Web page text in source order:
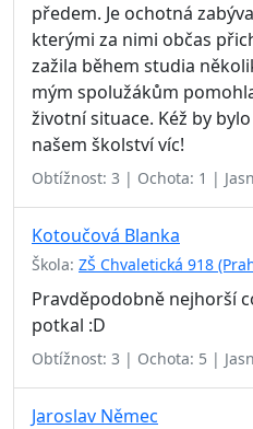
předem. Je ochotná
kterými za nimi občas
zažila během studia
mým spolužákům
životní situace. Kéž by
našem školství víc!
Obtížnost: 3 | Ochota: 1 |
Kotoučová Blanka
Škola: ZŠ Chvaletická 918
Pravděpodobně nejhorší
potkal :D
Obtížnost: 3 | Ochota: 5 |
Jaroslav Němec